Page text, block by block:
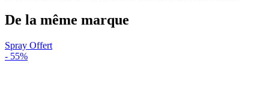
De la même marque
Spray Offert
- 55%